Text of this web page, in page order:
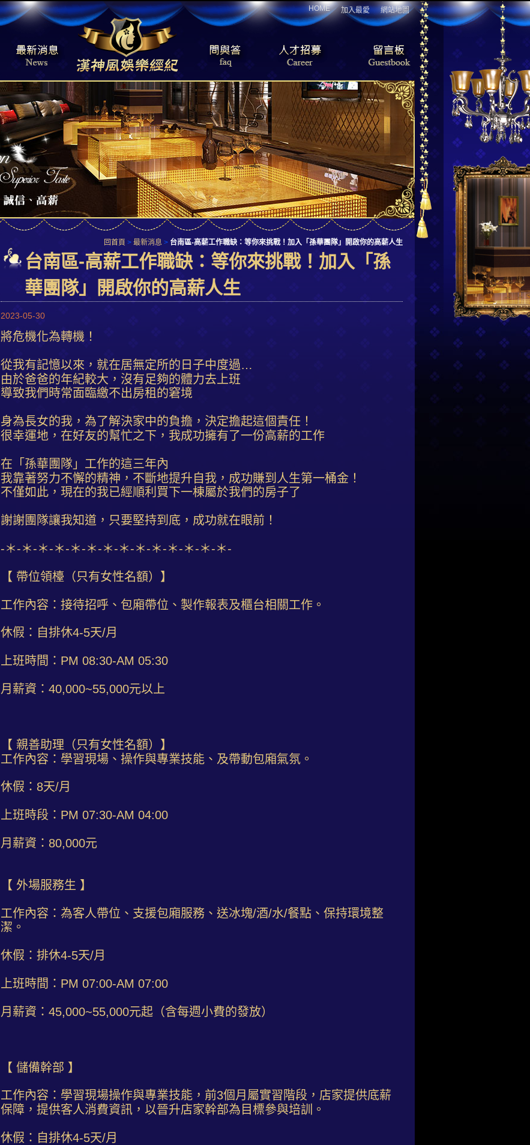
HOME 加入最愛 網站地圖
回首頁 > 最新消息 > 台南區-高薪工作職缺：等你來挑戰！加入「孫華團隊」開啟你的高薪人生
台南區-高薪工作職缺：等你來挑戰！加入「孫
華團隊」開啟你的高薪人生
2023-05-30
將危機化為轉機！
從我有記憶以來，就在居無定所的日子中度過…
由於爸爸的年紀較大，沒有足夠的體力去上班
導致我們時常面臨繳不出房租的窘境
身為長女的我，為了解決家中的負擔，決定擔起這個責任！
很幸運地，在好友的幫忙之下，我成功擁有了一份高薪的工作
在「孫華團隊」工作的這三年內
我靠著努力不懈的精神，不斷地提升自我，成功賺到人生第一桶金！
不僅如此，現在的我已經順利買下一棟屬於我們的房子了
謝謝團隊讓我知道，只要堅持到底，成功就在眼前！
-＊-＊-＊-＊-＊-＊-＊-＊-＊-＊-＊-＊-＊-＊-
【 帶位領檯（只有女性名額）】
工作內容：接待招呼、包廂帶位、製作報表及櫃台相關工作。
休假：自排休4-5天/月
上班時間：PM 08:30-AM 05:30
月薪資：40,000~55,000元以上
【 親善助理（只有女性名額）】
工作內容：學習現場、操作與專業技能、及帶動包廂氣氛。
休假：8天/月
上班時段：PM 07:30-AM 04:00
月薪資：80,000元
【 外場服務生 】
工作內容：為客人帶位、支援包廂服務、送冰塊/酒/水/餐點、保持環境整
潔。
休假：排休4-5天/月
上班時間：PM 07:00-AM 07:00
月薪資：45,000~55,000元起（含每週小費的發放）
【 儲備幹部 】
工作內容：學習現場操作與專業技能，前3個月屬實習階段，店家提供底薪
保障，提供客人消費資訊，以晉升店家幹部為目標參與培訓。
休假：自排休4-5天/月